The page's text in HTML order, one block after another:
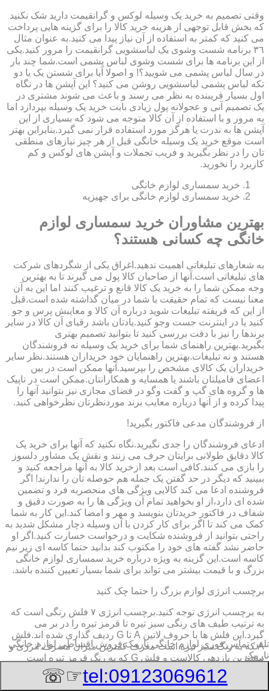
وقتی تصمیم به خرید یک وسیله لوکس و گرانقیمت دارید شک نکنید
که بخش قابل توجهی از هزینه خرید کالا را برای گزینه هایی پرداخت
می کنید که کمتر به استفاده از آن نیاز پیدا می کنید.به عنوان مثال
٣٦ برنامه شست وشوی یک لباسشویی گرانقیمت را مرور کنید.یکی
از این برنامه ها برای شست وشوی لباس پشمی است.شما چند بار
در سال لباس پشمی می شویید؟! و اصولا آیا برای شستن یک یا دو
تکه لباس پشمی لباسشویی روشن می کنید؟ این آپشن ها در نگاه
اول بسیار فریبنده به نظر می رسند و باعث می شوند مشتری در
یک تصمیم آنی و عجولانه پول زیادی بابت خرید یک وسیله بپردازد اما
به مرور و با استفاده از آن کالا متوجه می شود که بسیاری از این
آپشن ها به ندرت یا هرگز مورد استفاده قرار نمی گیرد.بنابراین بهتر
است موقع خرید یک وسیله خانگی قبل از هر چیز نیازهای منطقی
تان را در نظر بگیرید و فریب تجملات و آپشن های لوکس و کم
کاربرد را نخورید.
خرید سمساری لوازم خانگی
خرید سمساری لوازم خانگی برای جهیزیه
بهترین مشاوران خرید سمساری لوازم
خانگی چه کسانی هستند؟
به شعارهای تبلیغاتی اهمیت ندهید.اغراق یکی از شگردهای شرکت
های تبلیغاتی است.آنها از صاحبان کالا پول می گیرند تا به بهترین
وجه ممکن شما را به خرید یک کالا قانع و ترغیب کنند اما این به آن
معنا نیست که تمام حقیقت با شما در میان گذاشته شده است.قبل
از این که فریفته تبلیغات شوید درباره آن کالا و معایبش پرس و جو
کنید یا در اینترنت جست وجو کنید.یادتان باشد رقبای آن کالا در سایر
برندها را نیز با دقت بررسی کنید تا بتوانید تصمیم بهتری
بگیرید.بهترین راهنمای شما برای خرید یک وسیله نه فروشندگان
هستند و نه تبلیغات.بهترین راهنمایان خود خریداران هستند.نظر سایر
خریداران یک کالای مشخص را بپرسید.آنها ممکن است در بین
اعضای فامیلتان باشند یا همسایه و همکارانتان.ممکن است در تاپیک
ها و گروه های گپ و گفت وگو در فضای مجازی نیز بتوانید آنها را
پیدا کرده و از آنها درباره معایب برند موردنظرتان نظرخواهی کنید.
از فروشندگان مدعی فاکتور بگیرید!
ادعای فروشندگان را جدی نگیرید.نگاه نکنید که آنها برای خرید یک
کالا دقایق طولانی برایتان حرف می زنند و نقش یک مشاور دلسوز
را بازی می کنند.کافی است بعد ازخرید کالا به آنها مراجعه کنید و
ببینید که دیگر در حد گفتن یک جمله هم حوصله تان را ندارند! اگر
فروشنده ادعا می کند کالایی ویژگی های منحصربه فرد و تضمین
شده ای دارد،از او بخواهید تمام آن ویژگی ها را به صورت دقیق و
شفاف در فاکتور خریدتان بنویسد و مهر و امضا کند.این کار به شما
کمک می کند تا اگر برای کار کردن با آن وسیله دچار مشکل شدید به
راحتی بتوانید از فروشنده شکایت و درخواست خسارت کنید.اگر او
حاضر نشد گفته های خود را مکتوب کند بدانید حتما کاسه ای زیر نیم
کاسه است.این گزینه به ویژه درباره خرید سمساری لوازم خانگی
بزرگ و با قیمت بیشتر می تواند برای شما بسیار تعیین کننده باشد.
برچسب انرژی لوازم بزرگ را حتما چک کنید
به برچسب انرژی توجه کنید.برچسب انرژی ٧ فلش رنگی است که
به ترتیب طیف های رنگی سبز تیره تا قرمز تیره را در بر می
گیرد.این فلش ها با حروف لاتین A تا G ردیف گذاری شده اند.فلش
A که به رنگ سبز تیره است معرف کمترین میزان مصرف انرژی و
بیشترین بازدهی کالاست و فلش G که به رنگ قرمز تیره است
معرف بیشترین میزان مصرف انرژی و کمترین بازدهی است.هرچه
درجه کیفیت مصرف انرژی وسیله به گزینه A نزدیک تر باشد وسیله
تلفن تماس فوری لوازم خانگی نارمک,فروش اقساطی لوازم خانگی
نارمک
tel:09123069612
☞☏